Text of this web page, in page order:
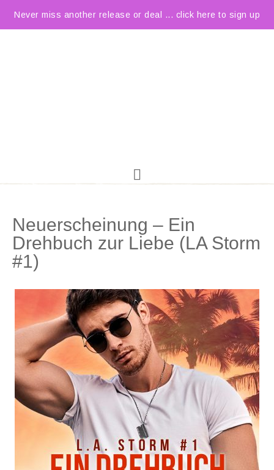
Never miss another release or deal ... click here to sign up
Neuerscheinung – Ein
Drehbuch zur Liebe (LA Storm
#1)